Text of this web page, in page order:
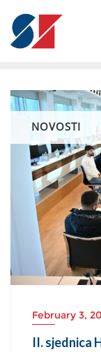
NOVOSTI
February 3,
II. sjednica